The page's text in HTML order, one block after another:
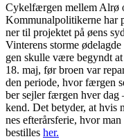
Cykel­fær­gen mel­lem Alrø
Kom­mu­nal­po­li­ti­ker­ne har
ner til pro­jek­tet på øens
Vin­te­r­ens storme
gen skul­le være begyndt
18. maj, før bro­en var
den peri­o­de, hvor fær­gen
ber sej­ler fær­gen hver
kend. Det bety­der, at hvis
nes efter­års­fe­rie, hvor
bestil­les her.